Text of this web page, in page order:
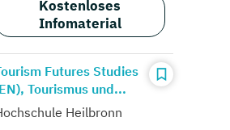
Kostenloses
Infomaterial
Futures Studies
Tourismus und...
Heilbronn